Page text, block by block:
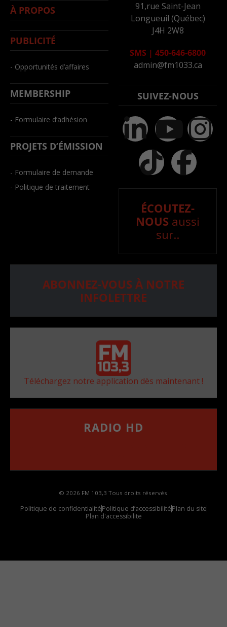
À PROPOS
PUBLICITÉ
- Opportunités d’affaires
MEMBERSHIP
- Formulaire d’adhésion
PROJETS D’ÉMISSION
- Formulaire de demande
- Politique de traitement
91,rue Saint-Jean
Longueuil (Québec)
J4H 2W8
SMS | 450-646-6800
admin@fm1033.ca
SUIVEZ-NOUS
ÉCOUTEZ-
NOUS aussi
sur..
ABONNEZ-VOUS À NOTRE
INFOLETTRE
Téléchargez notre application dès maintenant !
RADIO HD
© 2026 FM 103,3 Tous droits réservés.
Politique de confidentialitéPolitique d’accessibilitéPlan du site
Plan d'accessibilite